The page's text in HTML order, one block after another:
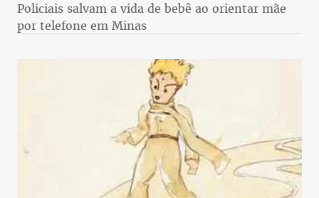
Policiais salvam a vida de bebê ao orientar mãe
por telefone em Minas